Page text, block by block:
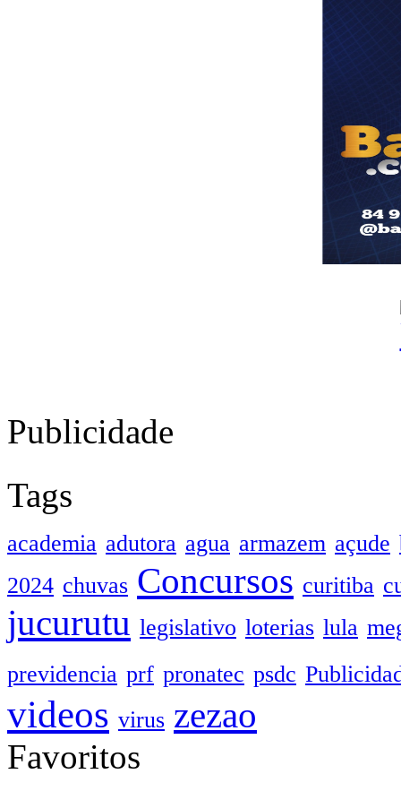
Publicidade
Tags
academia adutora agua armazem açude
2024 chuvas Concursos curitiba
jucurutu legislativo loterias lula
previdencia prf pronatec psdc
videos virus zezao
Favoritos